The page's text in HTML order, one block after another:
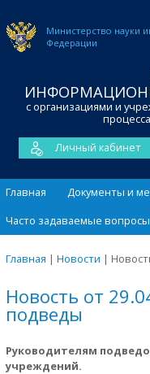
Министерство науки и
Федерации
с организациями и
Личный кабинет
Главная
Документы и
Часто задаваемые вопросы
Главная | Новости |
Новость от
подведы
Руководителям
учреждений.